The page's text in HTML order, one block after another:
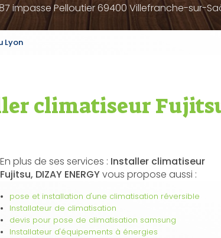
impasse Pelloutier 69400Villefranche-sur-
Lyon
climatiseur
En plus de ses services : Installer climatiseur
Fujitsu, DIZAY ENERGYvous propose aussi :
pose et installation d'une climatisation réversible
Installateur de climatisation
devis pour pose de climatisation samsung
Installateur d'équipements à énergies